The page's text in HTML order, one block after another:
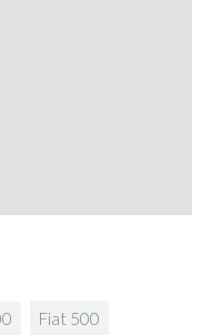
Fiat 500